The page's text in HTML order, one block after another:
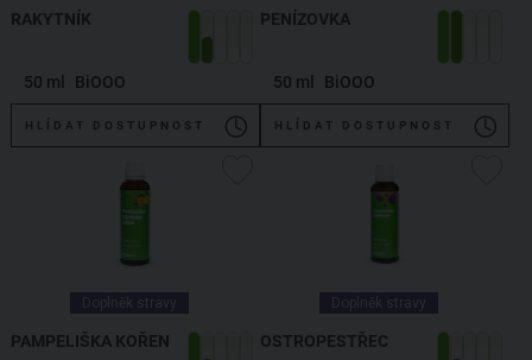
RAKYTNÍK
50 ml BiOOO
HLÍDAT DOSTUPNOST
PENÍZOVKA
50 ml BiOOO
HLÍDAT DOSTUPNOST
Doplněk stravy
PAMPELIŠKA KOŘEN
Doplněk stravy
OSTROPESTŘEC